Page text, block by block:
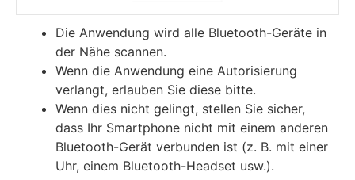
Die Anwendung wird alle Bluetooth-Geräte in
der Nähe scannen.
Wenn die Anwendung eine Autorisierung
verlangt, erlauben Sie diese bitte.
Wenn dies nicht gelingt, stellen Sie sicher,
dass Ihr Smartphone nicht mit einem anderen
Bluetooth-Gerät verbunden ist (z. B. mit einer
Uhr, einem Bluetooth-Headset usw.).